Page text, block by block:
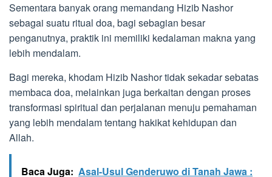
Sementara banyak orang memandang Hizib Nashor
sebagai suatu ritual doa, bagi sebagian besar
penganutnya, praktik ini memiliki kedalaman makna yang
lebih mendalam.
Bagi mereka, khodam Hizib Nashor tidak sekadar sebatas
membaca doa, melainkan juga berkaitan dengan proses
transformasi spiritual dan perjalanan menuju pemahaman
yang lebih mendalam tentang hakikat kehidupan dan
Allah.
Baca Juga: Asal-Usul Genderuwo di Tanah Jawa :